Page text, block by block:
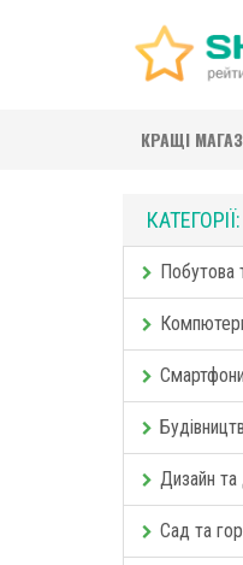
КРАЩІ
КАТЕГОРІЇ:
Побутова
Дизайн та
Сад та